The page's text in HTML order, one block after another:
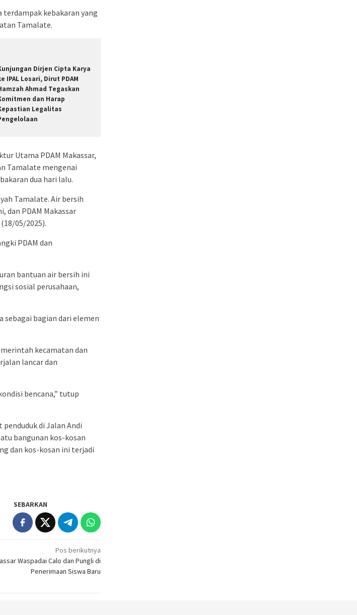
kebakaran yang
Tamalate.
Dirjen Cipta Karya
IPAL Losari, Dirut PDAM
Ahmad Tegaskan
dan Harap
Legalitas
Utama PDAM Makassar,
Tamalate mengenai
dua hari lalu.
Tamalate. Air bersih
dan PDAM Makassar
05/2025).
PDAM dan
bantuan air bersih ini
sosial perusahaan,
sebagai bagian dari elemen
kecamatan dan
lancar dan
bencana,” tutup
di Jalan Andi
bangunan kos-kosan
dan kos-kosan ini terjadi
SEBARKAN
Pos berikutnya
Waspadai Calo dan Pungli di
Penerimaan Siswa Baru